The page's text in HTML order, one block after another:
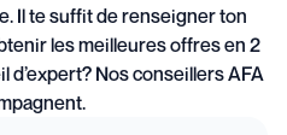
Il te suffit de renseigner ton
les meilleures offres en 2
d’expert? Nos conseillers AFA